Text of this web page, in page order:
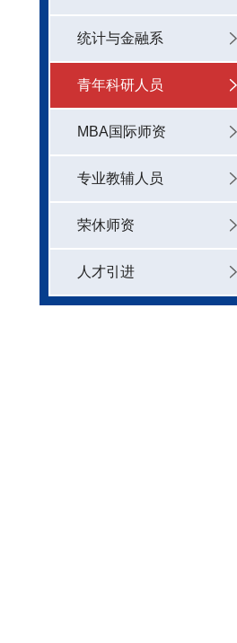
统计与金融系
青年科研人员
MBA国际师资
专业教辅人员
荣休师资
人才引进